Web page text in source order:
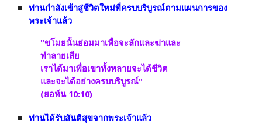
ท่านกำลังเข้าสู่ชีวิตใหม่ที่ครบบริบูรณ์ตามแผนการของ
พระเจ้าแล้ว
"ขโมยนั้นย่อมมาเพื่อจะลักและฆ่าและ
ทำลายเสีย
เราได้มาเพื่อเขาทั้งหลายจะได้ชีวิต
และจะได้อย่างครบบริบูรณ์"
(ยอห์น 10:10)
ท่านได้รับสันติสุขจากพระเจ้าแล้ว